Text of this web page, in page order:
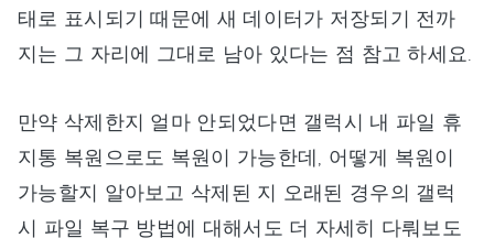
태로 표시되기 때문에 새 데이터가 저장되기 전까
지는 그 자리에 그대로 남아 있다는 점 참고 하세요.
만약 삭제한지 얼마 안되었다면 갤럭시 내 파일 휴
지통 복원으로도 복원이 가능한데, 어떻게 복원이
가능할지 알아보고 삭제된 지 오래된 경우의 갤럭
시 파일 복구 방법에 대해서도 더 자세히 다뤄보도